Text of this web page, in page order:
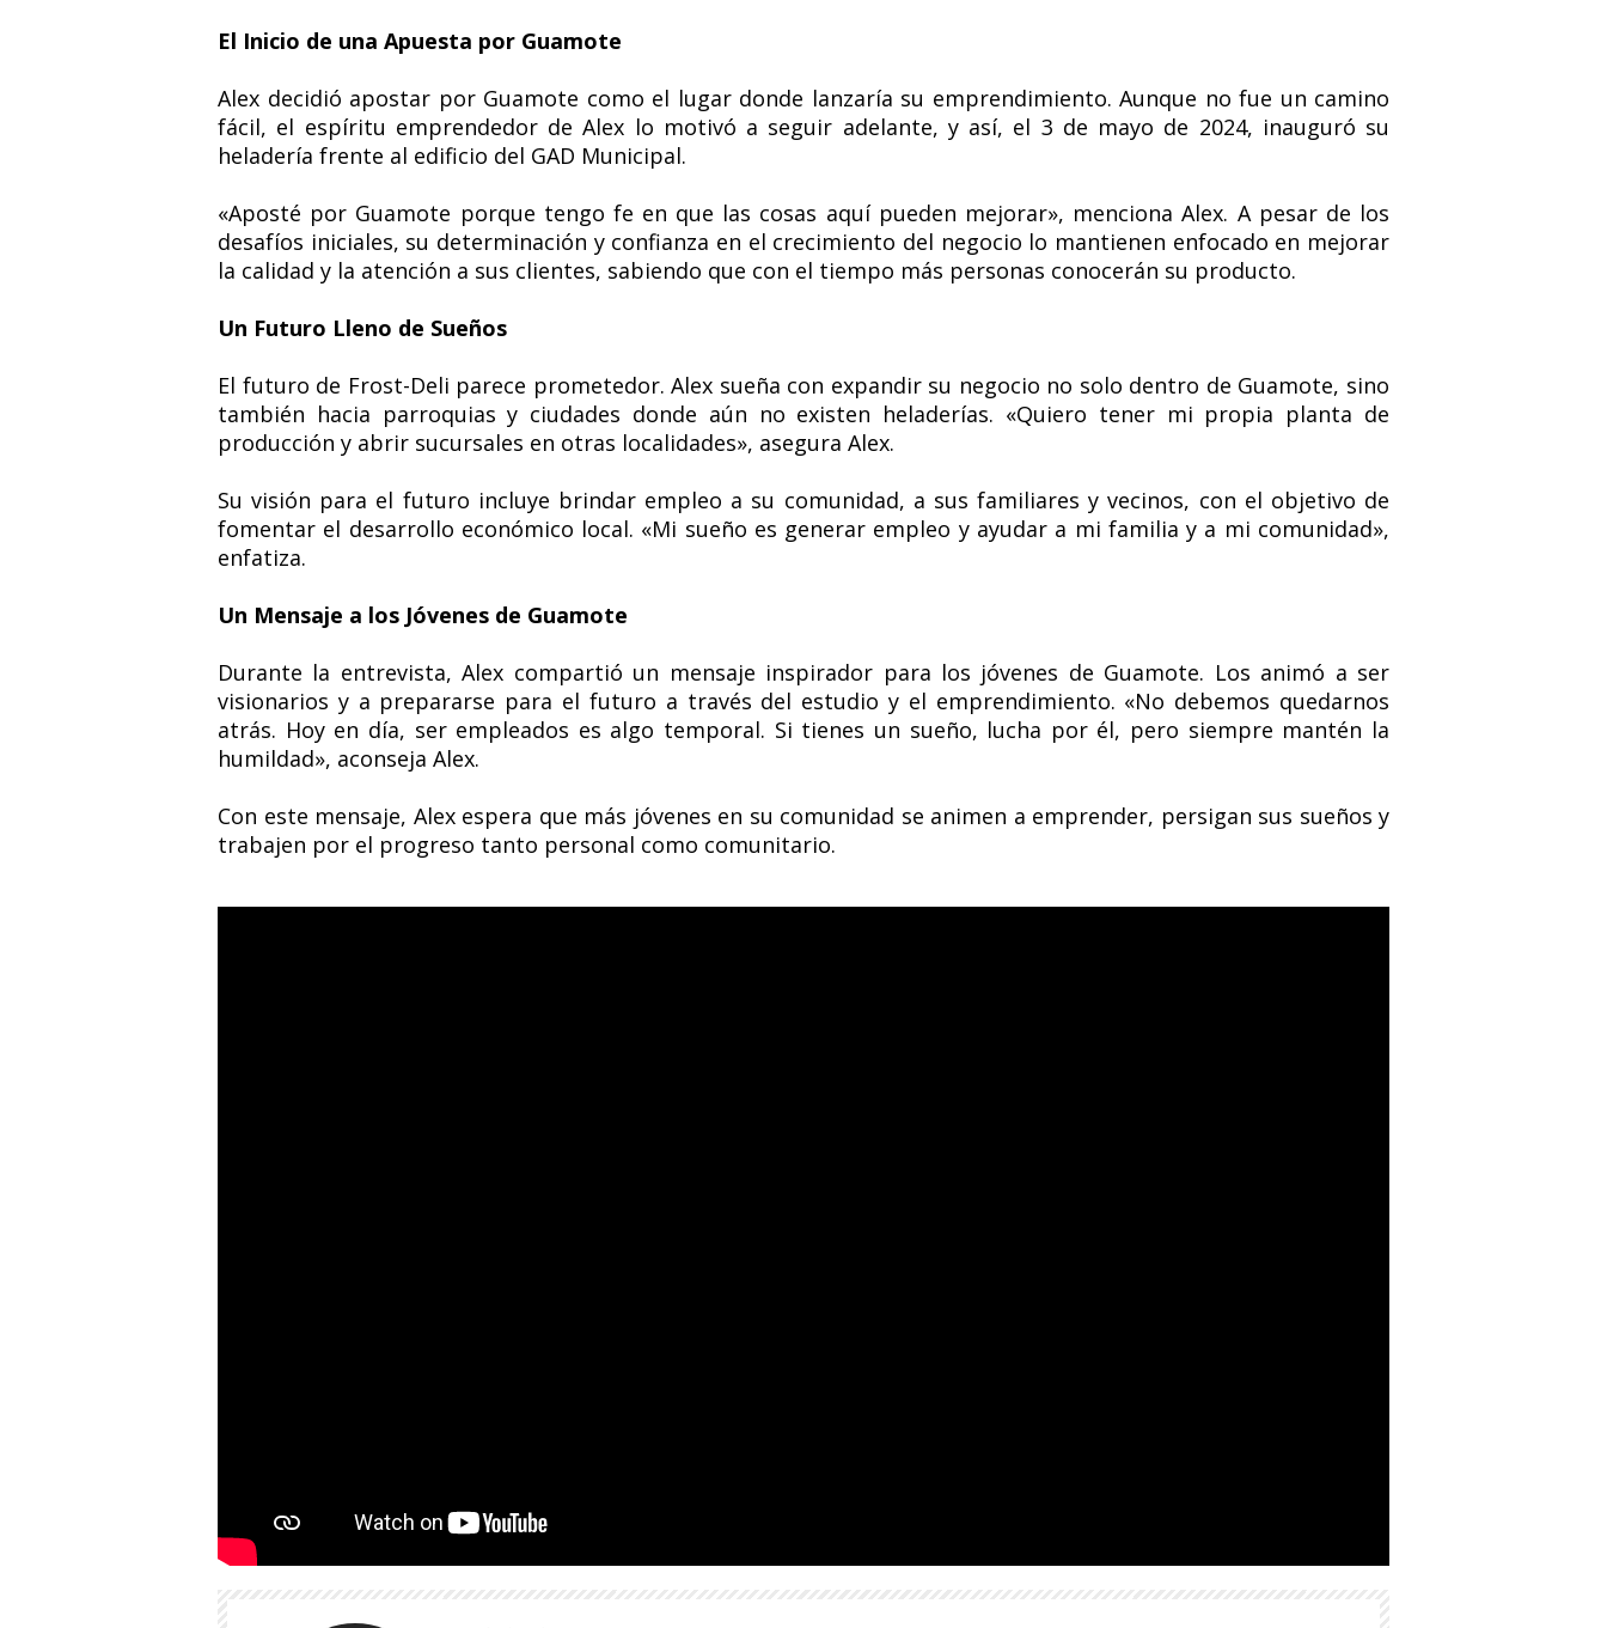
El Inicio de una Apuesta por Guamote
Alex decidió apostar por Guamote como el lugar donde lanzaría su emprendimiento. Aunque no fue un camino
fácil, el espíritu emprendedor de Alex lo motivó a seguir adelante, y así, el 3 de mayo de 2024, inauguró su
heladería frente al edificio del GAD Municipal.
«Aposté por Guamote porque tengo fe en que las cosas aquí pueden mejorar», menciona Alex. A pesar de los
desafíos iniciales, su determinación y confianza en el crecimiento del negocio lo mantienen enfocado en mejorar
la calidad y la atención a sus clientes, sabiendo que con el tiempo más personas conocerán su producto.
Un Futuro Lleno de Sueños
El futuro de Frost-Deli parece prometedor. Alex sueña con expandir su negocio no solo dentro de Guamote, sino
también hacia parroquias y ciudades donde aún no existen heladerías. «Quiero tener mi propia planta de
producción y abrir sucursales en otras localidades», asegura Alex.
Su visión para el futuro incluye brindar empleo a su comunidad, a sus familiares y vecinos, con el objetivo de
fomentar el desarrollo económico local. «Mi sueño es generar empleo y ayudar a mi familia y a mi comunidad»,
enfatiza.
Un Mensaje a los Jóvenes de Guamote
Durante la entrevista, Alex compartió un mensaje inspirador para los jóvenes de Guamote. Los animó a ser
visionarios y a prepararse para el futuro a través del estudio y el emprendimiento. «No debemos quedarnos
atrás. Hoy en día, ser empleados es algo temporal. Si tienes un sueño, lucha por él, pero siempre mantén la
humildad», aconseja Alex.
Con este mensaje, Alex espera que más jóvenes en su comunidad se animen a emprender, persigan sus sueños y
trabajen por el progreso tanto personal como comunitario.